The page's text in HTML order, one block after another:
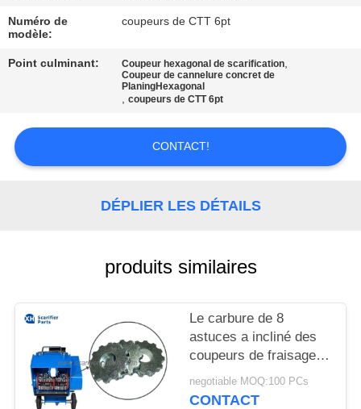
CONTRÔLE
LA
NOUS
AFFAIRES
DEMANDEZ
UN DEVIS
Numéro de
modèle:
coupeurs de CTT 6pt
Point culminant: Coupeur hexagonal de scarification,
Coupeur de cannelure concret de
PlaningHexagonal
,coupeurs de CTT 6pt
CONTACT!
DÉPLIER LES DÉTAILS
produits similaires
Le carbure de 8
astuces a incliné des
coupeurs de fraisage
pour les
déchaumeuses et les
negotiable MOQ:100 PCs
CONTACT